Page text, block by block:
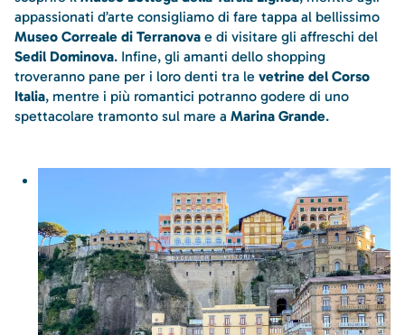
appassionati d’arte consigliamo di fare tappa al bellissimo
Museo Correale di Terranova e di visitare gli affreschi del
Sedil Dominova. Infine, gli amanti dello shopping
troveranno pane per i loro denti tra le vetrine del Corso
Italia, mentre i più romantici potranno godere di uno
spettacolare tramonto sul mare a Marina Grande.